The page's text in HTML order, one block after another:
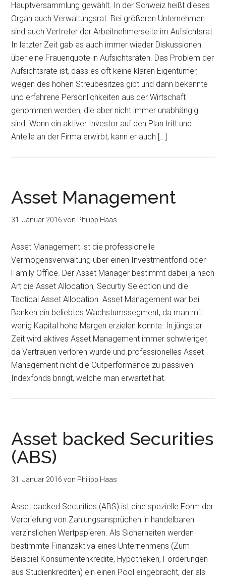
Hauptversammlung gewählt. In der Schweiz heißt dieses
Organ auch Verwaltungsrat. Bei größeren Unternehmen
sind auch Vertreter der Arbeitnehmerseite im Aufsichtsrat.
In letzter Zeit gab es auch immer wieder Diskussionen
über eine Frauenquote in Aufsichtsräten. Das Problem der
Aufsichtsräte ist, dass es oft keine klaren Eigentümer,
wegen des hohen Streubesitzes gibt und dann bekannte
und erfahrene Persönlichkeiten aus der Wirtschaft
genommen werden, die aber nicht immer unabhängig
sind. Wenn ein aktiver Investor auf den Plan tritt und
Anteile an der Firma erwirbt, kann er auch […]
Asset Management
31. Januar 2016 von Philipp Haas
Asset Management ist die professionelle
Vermögensverwaltung über einen Investmentfond oder
Family Office. Der Asset Manager bestimmt dabei ja nach
Art die Asset Allocation, Securtiy Selection und die
Tactical Asset Allocation. Asset Management war bei
Banken ein beliebtes Wachstumssegment, da man mit
wenig Kapital hohe Margen erzielen konnte. In jüngster
Zeit wird aktives Asset Management immer schwieriger,
da Vertrauen verloren wurde und professionelles Asset
Management nicht die Outperformance zu passiven
Indexfonds bringt, welche man erwartet hat.
Asset backed Securities
(ABS)
31. Januar 2016 von Philipp Haas
Asset backed Securities (ABS) ist eine spezielle Form der
Verbriefung von Zahlungsansprüchen in handelbaren
verzinslichen Wertpapieren. Als Sicherheiten werden
bestimmte Finanzaktiva eines Unternehmens (Zum
Beispiel Konsumentenkredite, Hypotheken, Forderungen
aus Studienkrediten) ein einen Pool eingebracht, der als